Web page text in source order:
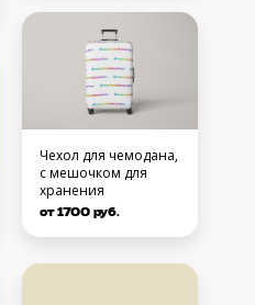
Чехол для чемодана,
с мешочком для
хранения
от 1700 руб.